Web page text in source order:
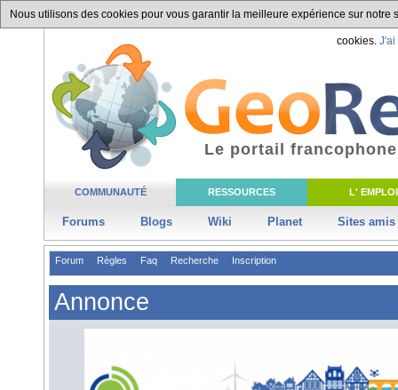
Nous utilisons des cookies pour vous garantir la meilleure expérience sur
cookies. J'ai
COMMUNAUTÉ RESSOURCES L' EMPLOI
Forums Blogs Wiki Planet Sites amis
Le portail
Forum Règles Faq Recherche Inscription
Annonce